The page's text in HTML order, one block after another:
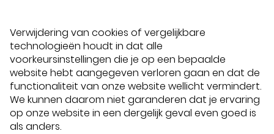
Verwijdering van cookies of vergelijkbare
technologieën houdt in dat alle
voorkeursinstellingen die je op een bepaalde
website hebt aangegeven verloren gaan en dat de
functionaliteit van onze website wellicht vermindert.
We kunnen daarom niet garanderen dat je ervaring
op onze website in een dergelijk geval even goed is
als anders.